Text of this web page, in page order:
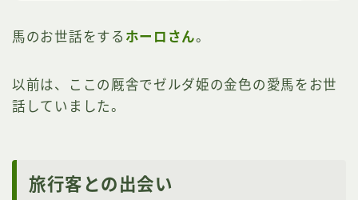
馬のお世話をする ホーロさん。
以前は、ここの厩舎でゼルダ姫の金色の愛馬をお世
話していました。
旅行客との出会い